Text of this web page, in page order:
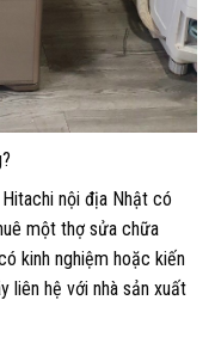
nội địa Nhật có
một thợ sửa chữa
kinh nghiệm hoặc kiến
liên hệ với nhà sản xuất